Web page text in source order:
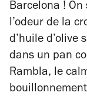
Barcelona ! On
l’odeur de la
d’huile d’olive
dans un pan
Rambla, le